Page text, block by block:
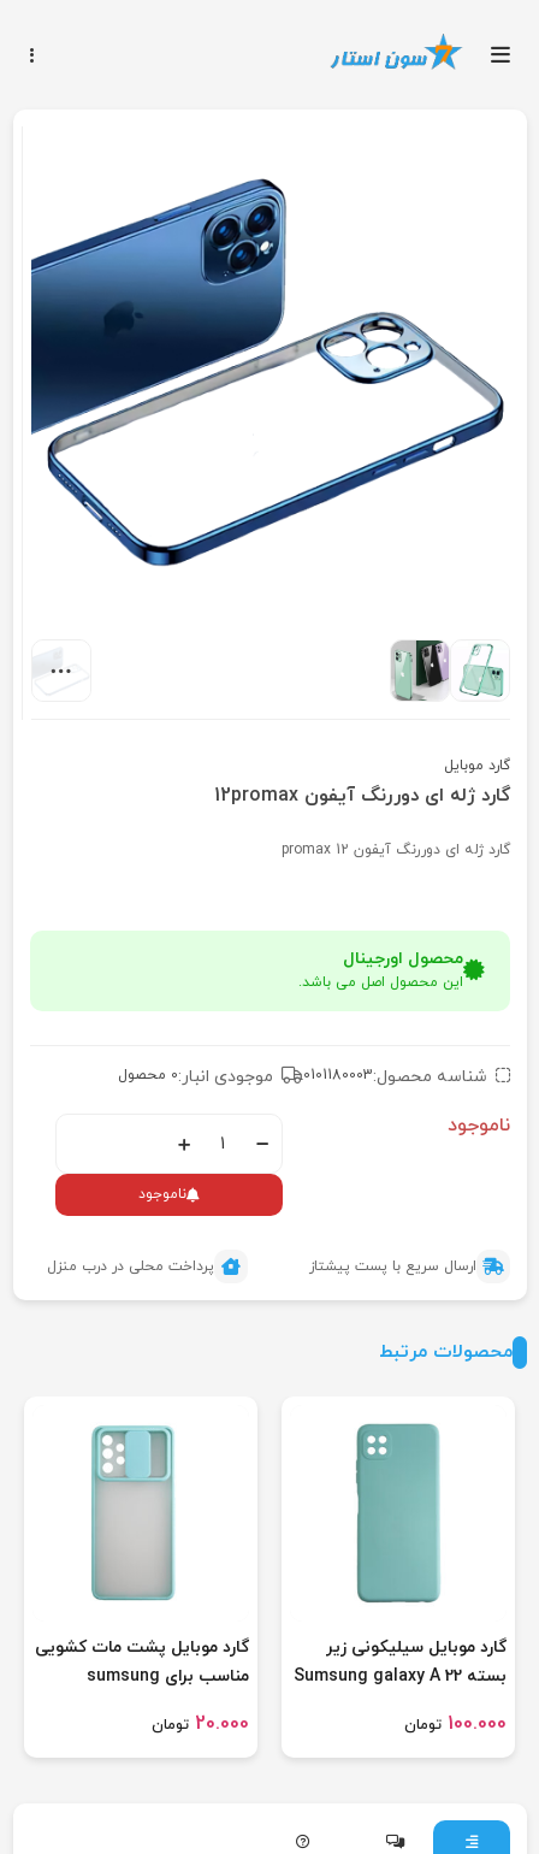
گارد موبایل
گارد ژله ای دوررنگ آیفون 12promax
گارد ژله ای دوررنگ آیفون 12 promax
محصول اورجینال
این محصول اصل می باشد.
شناسه محصول:0101180003 موجودی انبار:0 محصول
ناموجود
ناموجود
ارسال سریع با پست پیشتاز پرداخت محلی در درب منزل
محصولات مرتبط
گارد موبایل سیلیکونی زیر
بسته Sumsung galaxy A 22
تومان100.000
گارد موبایل پشت مات کشویی
مناسب برای sumsung
تومان20.000